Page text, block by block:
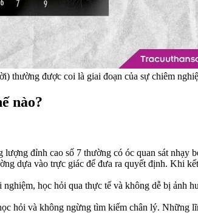
thường được coi là giai đoạn của sự chiêm
nào?
lượng đỉnh cao số 7 thường có óc quan sát nhạy
dựa vào trực giác để đưa ra quyết định. Khi
học hỏi qua thực tế và không dễ bị ảnh
hỏi và không ngừng tìm kiếm chân lý. Những